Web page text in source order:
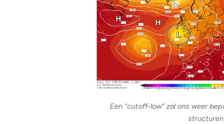
Een “cutoff-low” zal ons weer